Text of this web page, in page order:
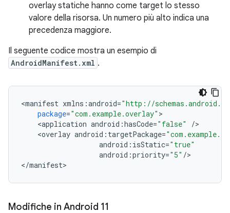
overlay statiche hanno come target lo stesso
valore della risorsa. Un numero più alto indica una
precedenza maggiore.
Il seguente codice mostra un esempio di
AndroidManifest.xml .
<manifest xmlns :android="http://
package="com.example.overlay"
<application android :hasCode="false" /
<overlay android : targetPackage=
android : isStatic="true"
android :priority="5" />
</manifest
Modifiche in Android 11